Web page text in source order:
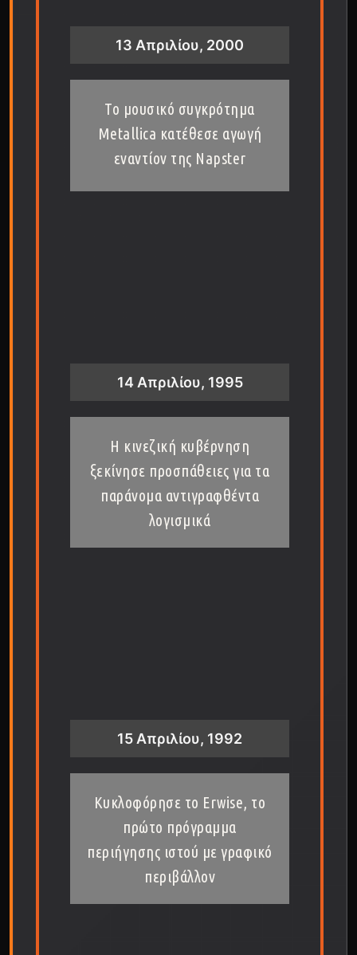
13 Απριλίου, 2000
Το μουσικό συγκρότημα
Metallica κατέθεσε αγωγή
εναντίον της Napster
14 Απριλίου, 1995
Η κινεζική κυβέρνηση
ξεκίνησε προσπάθειες για τα
παράνομα αντιγραφθέντα
λογισμικά
15 Απριλίου, 1992
Κυκλοφόρησε το Erwise, το
πρώτο πρόγραμμα
περιήγησης ιστού με γραφικό
περιβάλλον